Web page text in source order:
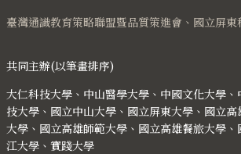
臺灣通識教育策略聯盟暨品質策進會、國立屏東
共同主辦(以筆畫排序)
大仁科技大學、中山醫學大學、中國文化大學
技大學、國立中山大學、國立屏東大學、國立
大學、國立高雄師範大學、國立高雄餐旅大學
江大學、實踐大學